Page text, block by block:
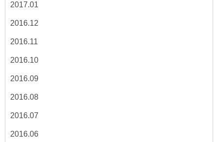
2017.01
2016.12
2016.11
2016.10
2016.09
2016.08
2016.07
2016.06